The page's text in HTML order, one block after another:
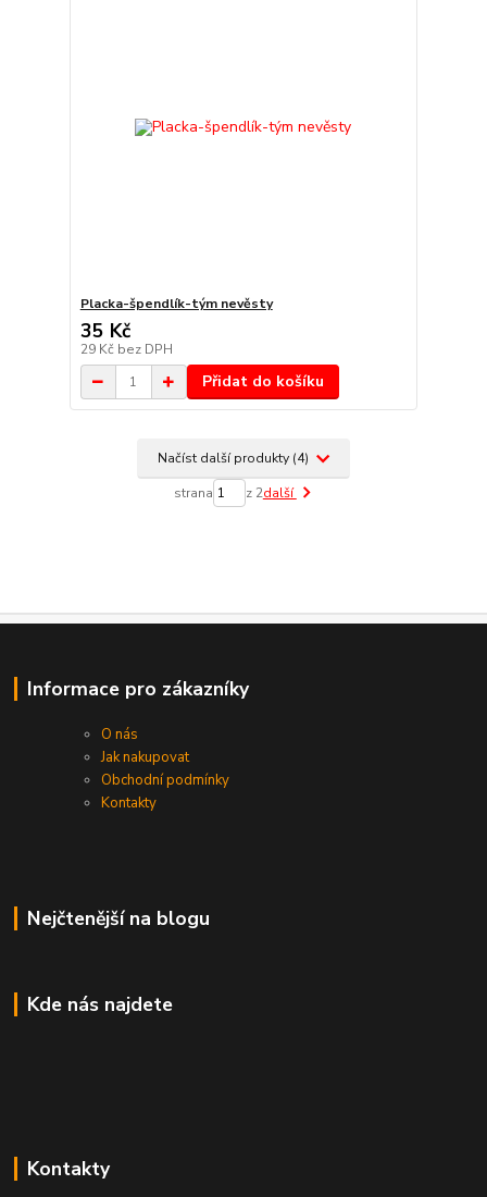
Placka-špendlík-tým nevěsty
35 Kč
29 Kč bez DPH
Přidat do košíku
Načíst další produkty (4)
strana z 2další
Informace pro zákazníky
O nás
Jak nakupovat
Obchodní podmínky
Kontakty
Nejčtenější na blogu
Kde nás najdete
Kontakty